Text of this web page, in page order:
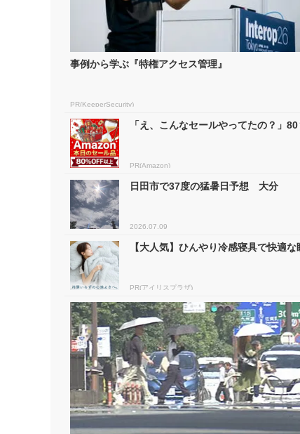
事例から学ぶ『特権アクセス管理』
PR(KeeperSecurity)
「え、こんなセールやってたの？」
PR(Amazon)
日田市で37度の猛暑日予想 大分
2026.07.09
【大人気】ひんやり冷感寝具で快適な
PR(アイリスプラザ)